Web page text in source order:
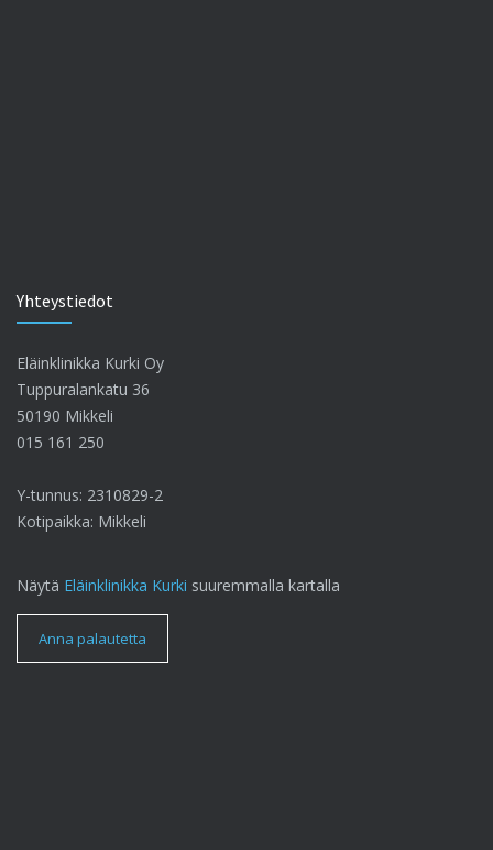
Yhteystiedot
Eläinklinikka Kurki Oy
Tuppuralankatu 36
50190 Mikkeli
015 161 250
Y-tunnus: 2310829-2
Kotipaikka: Mikkeli
Näytä Eläinklinikka Kurki suuremmalla kartalla
Anna palautetta